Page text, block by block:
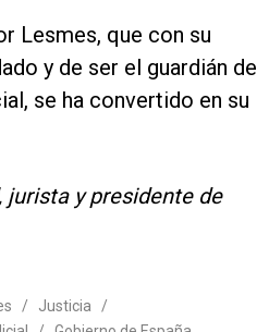
Lesmes, que con su
y de ser el guardián de
se ha convertido en su
jurista y presidente de
/ Justicia
/